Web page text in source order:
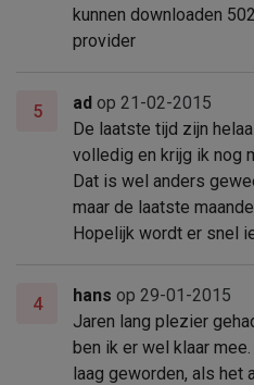
kunnen downloaden
provider
5 ad op 21-02-2015
De laatste tijd zijn
volledig en krijg ik nog
Dat is wel anders
maar de laatste
Hopelijk wordt er snel
4 hans op 29-01-2015
Jaren lang plezier
ben ik er wel klaar
laag geworden, als het